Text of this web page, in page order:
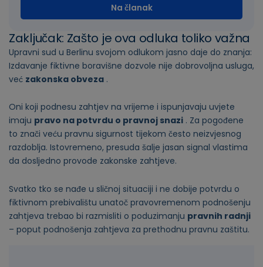
Na članak
Zaključak: Zašto je ova odluka toliko važna
Upravni sud u Berlinu svojom odlukom jasno daje do znanja:
Izdavanje fiktivne boravišne dozvole nije dobrovoljna usluga,
već zakonska obveza .
Oni koji podnesu zahtjev na vrijeme i ispunjavaju uvjete
imaju pravo na potvrdu o pravnoj snazi . Za pogođene
to znači veću pravnu sigurnost tijekom često neizvjesnog
razdoblja. Istovremeno, presuda šalje jasan signal vlastima
da dosljedno provode zakonske zahtjeve.
Svatko tko se nađe u sličnoj situaciji i ne dobije potvrdu o
fiktivnom prebivalištu unatoč pravovremenom podnošenju
zahtjeva trebao bi razmisliti o poduzimanju pravnih radnji
– poput podnošenja zahtjeva za prethodnu pravnu zaštitu.